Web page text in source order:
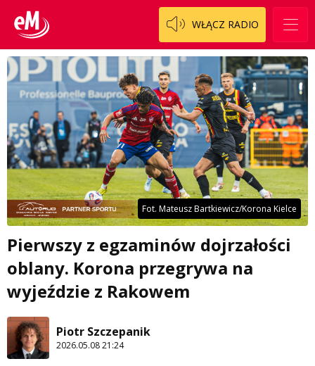
WŁĄCZ RADIO
Fot. Mateusz Bartkiewicz/Korona Kielce
Pierwszy z egzaminów dojrzałości
oblany. Korona przegrywa na
wyjeździe z Rakowem
Piotr Szczepanik
2026.05.08 21:24